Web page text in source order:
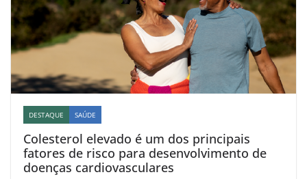
DESTAQUE SAÚDE
Colesterol elevado é um dos principais
fatores de risco para desenvolvimento de
doenças cardiovasculares